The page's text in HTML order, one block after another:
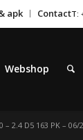
apk ContactT:
Webshop
– 2.4 D5 163 PK – 06/